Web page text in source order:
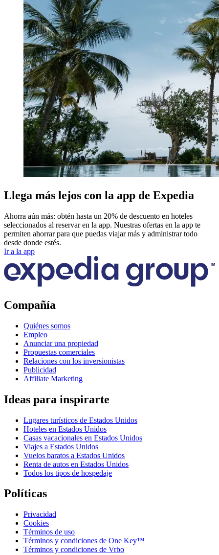
Llega más lejos con la app de Expedia
Ahorra aún más: obtén hasta un 20% de descuento en hoteles
seleccionados al reservar en la app. Nuestras ofertas en la app te
permiten ahorrar para que puedas viajar más y administrar todo
desde donde estés.
Ir a la app
Compañía
Quiénes somos
Empleo
Anunciar una propiedad
Propuestas comerciales
Relaciones con los inversionistas
Publicidad
Affiliate Marketing
Ideas para inspirarte
Lugares turísticos de Estados Unidos
Hoteles en Estados Unidos
Casas vacacionales en Estados Unidos
Viajes a Estados Unidos
Vuelos baratos a Estados Unidos
Renta de autos en Estados Unidos
Todos los tipos de hospedaje
Políticas
Privacidad
Cookies
Términos de uso
Términos y condiciones de One Key™
Términos y condiciones de Vrbo